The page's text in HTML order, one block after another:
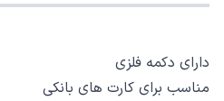
دارای دکمه فلزی
مناسب برای کارت های بانکی